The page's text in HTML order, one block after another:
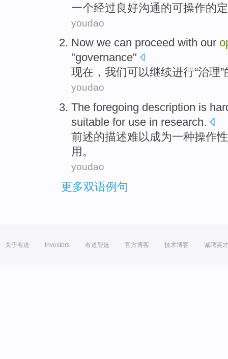
一个经过良好沟通的可操作的
youdao
Now we can proceed with our
"governance"
现在 ， 我们可以继续进行“治理”
youdao
The foregoing description is
suitable for use in research.
前述的描述难以成为一种操作性
用 。
youdao
更多双语例句
关于有道 Investors 有道智选 官方博客 技术博客 诚聘英才